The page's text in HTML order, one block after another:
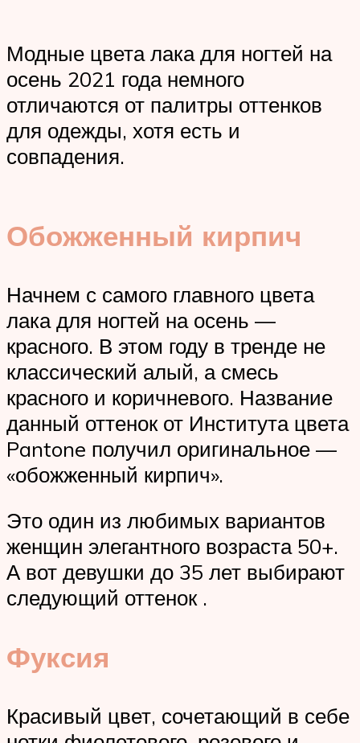
Модные цвета лака для ногтей на
осень 2021 года немного
отличаются от палитры оттенков
для одежды, хотя есть и
совпадения.
Обожженный кирпич
Начнем с самого главного цвета
лака для ногтей на осень —
красного. В этом году в тренде не
классический алый, а смесь
красного и коричневого. Название
данный оттенок от Института цвета
Pantone получил оригинальное —
«обожженный кирпич».
Это один из любимых вариантов
женщин элегантного возраста 50+.
А вот девушки до 35 лет выбирают
следующий оттенок .
Фуксия
Красивый цвет, сочетающий в себе